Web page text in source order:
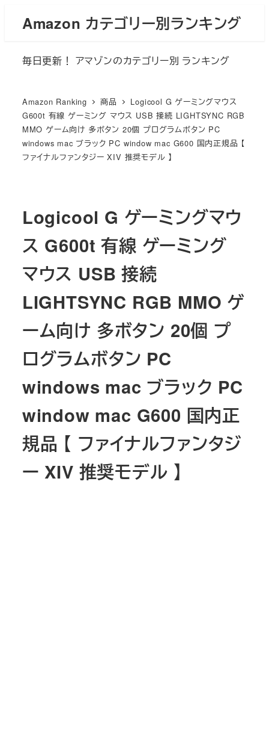
Amazon カテゴリー別ランキング
毎日更新！ アマゾンのカテゴリー別 ランキング
Amazon Ranking 商品
Logicool G ゲーミングマウス
G600t 有線 ゲーミング マウス USB 接続 LIGHTSYNC RGB
MMO ゲーム向け 多ボタン 20個 プログラムボタン PC
windows mac ブラック PC window mac G600 国内正規品 【
ファイナルファンタジー XIV 推奨モデル 】
Logicool G ゲーミングマウ
ス G600t 有線 ゲーミング
マウス USB 接続
LIGHTSYNC RGB MMO ゲ
ーム向け 多ボタン 20個 プ
ログラムボタン PC
windows mac ブラック PC
window mac G600 国内正
規品 【 ファイナルファンタジ
ー XIV 推奨モデル 】